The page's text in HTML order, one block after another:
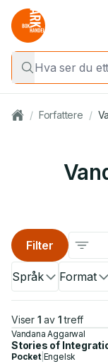
/ Forfattere /
Språk Format
Filter
Viser 1 av 1 treff
Vandana Aggarwal
Stories of
Pocket| Engelsk